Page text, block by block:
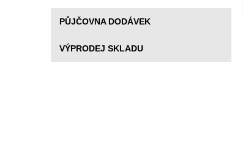
PŮJČOVNA DODÁVEK
VÝPRODEJ SKLADU